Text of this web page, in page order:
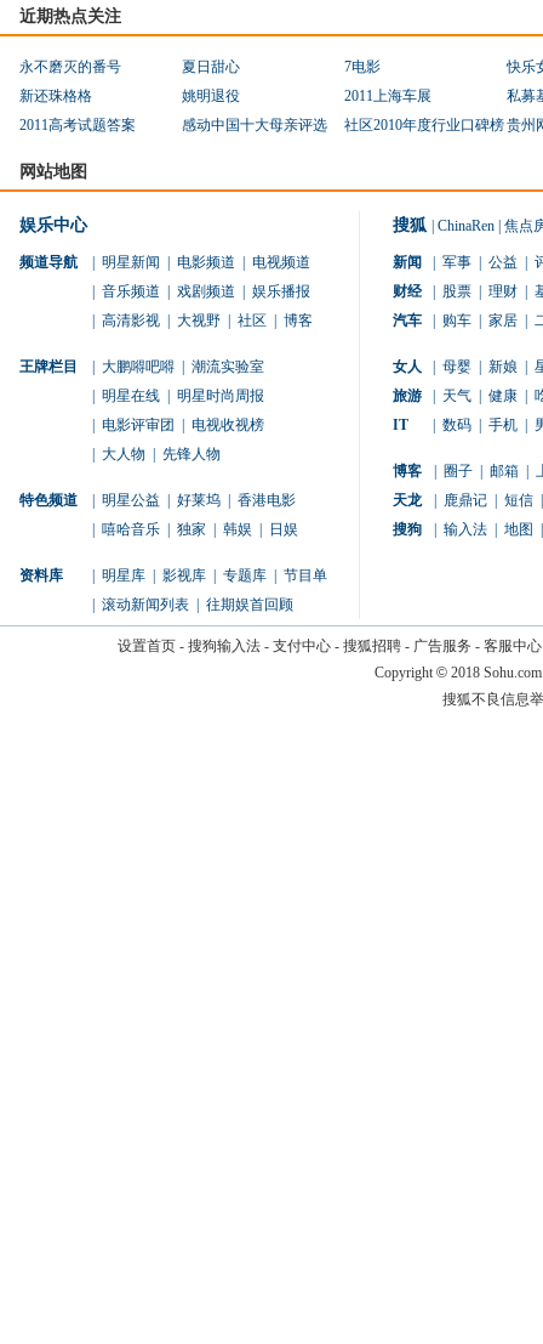
近期热点关注
永不磨灭的番号 夏日甜心 7电影
快乐
新还珠格格
姚明退役 2011上海车展
私募
2011高考试题答案
感动中国十大母亲评选 社区2010年度行业口碑榜贵州
网站地图
娱乐中心
频道导航 明星新闻 电影频道
电视频道
音乐频道 戏剧频道
娱乐播报
高清影视 大视野 社区 博客
王牌栏目 大鹏嘚吧嘚
潮流实验室
明星在线
明星时尚周报
电影评审团
电视收视榜
大人物 先锋人物
特色频道 明星公益 好莱坞
香港电影
嘻哈音乐 独家 韩娱 日娱
资料库 明星库 影视库 专题库
节目单
滚动新闻列表 往期娱首回顾
搜狐 ChinaRen 焦点
新闻 军事 公益
财经
股票 理财
汽车
购车 家居
女人 母婴 新娘
旅游
天气 健康
IT
数码 手机
博客 圈子 邮箱
天龙
鹿鼎记 短信
搜狗
输入法 地图
设置首页- 搜狗输入法- 支付中心- 搜狐招聘- 广告服务 - 客服中心
Copyright © 2018
搜狐不良信息